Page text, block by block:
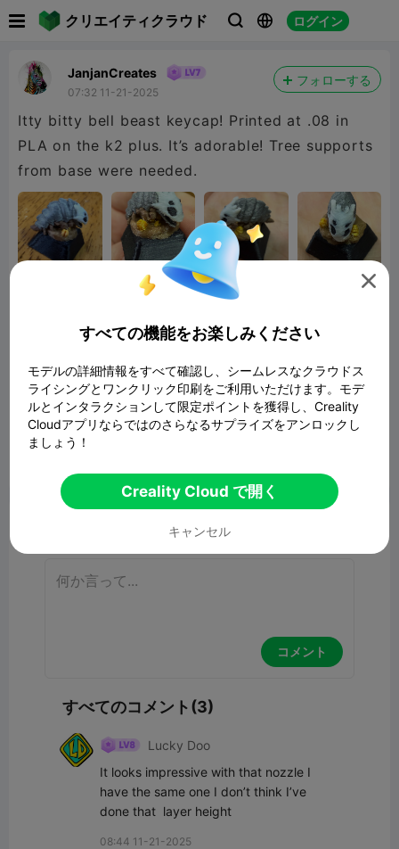
クリエイティクラウド   ログイン
JanjanCreates
07:32 11-21-2025
フォローする
Itty bitty bell beast keycap! Printed at .08 in
PLA on the k2 plus. It’s adorable! Tree supports
from base were needed.
Bell Beast keycap clicker
1.12MB 関連3Dモデル
8  3
コメント
すべてのコメント(3)
Lucky Doo
It looks impressive with that nozzle I
have the same one I don’t think I’ve
done that  layer height
08:44 11-21-2025

すべての機能をお楽しみください
モデルの詳細情報をすべて確認し、シームレスなクラウドス
ライシングとワンクリック印刷をご利用いただけます。モデ
ルとインタラクションして限定ポイントを獲得し、Creality
Cloudアプリならではのさらなるサプライズをアンロックし
ましょう！
Creality Cloud で開く
キャンセル